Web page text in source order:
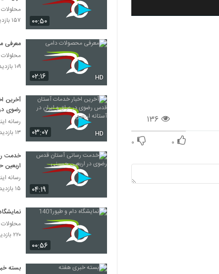
۱۳۶
۰ ۰
۰۰:۵۰
۱۵۷ بازدید
۰۲:۱۶ HD
معرفی
۱۰۹ بازدید
۰۳:۰۷ HD
آخرین
رضوی
اربعین
رسانه
۱۳ بازدید
۰۴:۱۹
خدمت
رسانه
۱۵ بازدید
۰۰:۵۶
۲۲۰ بازدید
بسته